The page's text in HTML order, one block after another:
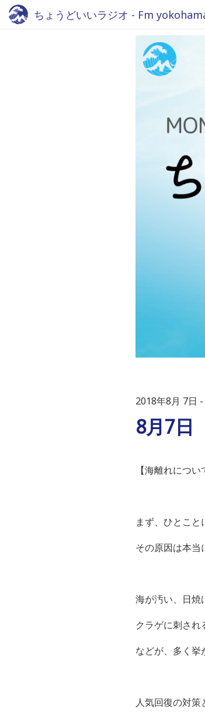
ちょうどいいラジオ - Fm
2018年8月 7日
8月7日
【海離れについ
まず、ひとこと
その原因は本当
海が汚い、日焼
クラゲに刺さ
などが、多く挙
人気回復の対策